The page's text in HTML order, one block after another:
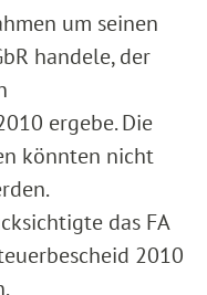
um seinen
handele, der
ergebe. Die
könnten nicht
das FA
2010